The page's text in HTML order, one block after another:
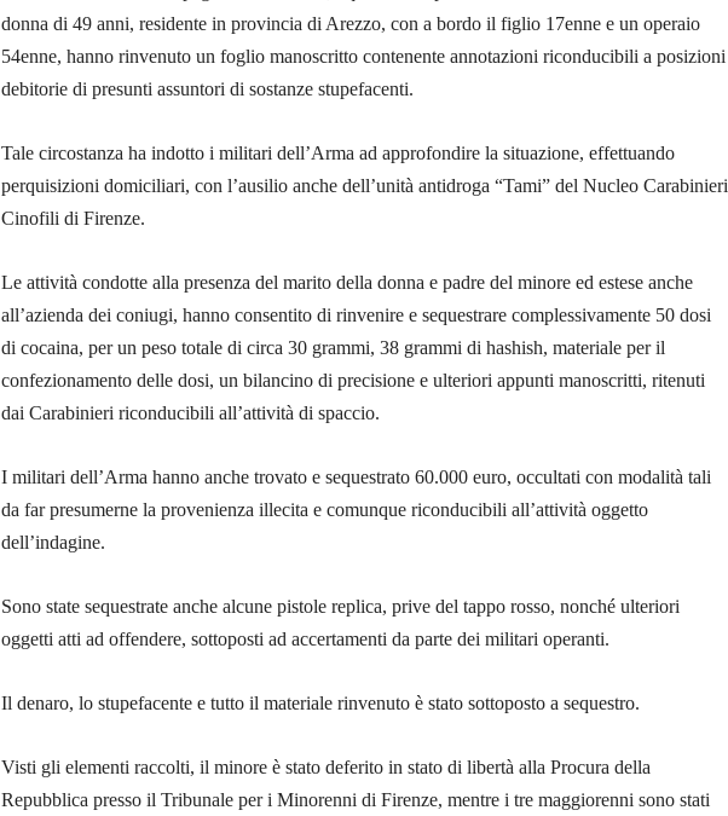
donna di 49 anni, residente in provincia di Arezzo, con a bordo il figlio 17enne e un operaio
54enne, hanno rinvenuto un foglio manoscritto contenente annotazioni riconducibili a posizioni
debitorie di presunti assuntori di sostanze stupefacenti.
Tale circostanza ha indotto i militari dell’Arma ad approfondire la situazione, effettuando
perquisizioni domiciliari, con l’ausilio anche dell’unità antidroga “Tami” del Nucleo Carabinieri
Cinofili di Firenze.
Le attività condotte alla presenza del marito della donna e padre del minore ed estese anche
all’azienda dei coniugi, hanno consentito di rinvenire e sequestrare complessivamente 50 dosi
di cocaina, per un peso totale di circa 30 grammi, 38 grammi di hashish, materiale per il
confezionamento delle dosi, un bilancino di precisione e ulteriori appunti manoscritti, ritenuti
dai Carabinieri riconducibili all’attività di spaccio.
I militari dell’Arma hanno anche trovato e sequestrato 60.000 euro, occultati con modalità tali
da far presumerne la provenienza illecita e comunque riconducibili all’attività oggetto
dell’indagine.
Sono state sequestrate anche alcune pistole replica, prive del tappo rosso, nonché ulteriori
oggetti atti ad offendere, sottoposti ad accertamenti da parte dei militari operanti.
Il denaro, lo stupefacente e tutto il materiale rinvenuto è stato sottoposto a sequestro.
Visti gli elementi raccolti, il minore è stato deferito in stato di libertà alla Procura della
Repubblica presso il Tribunale per i Minorenni di Firenze, mentre i tre maggiorenni sono stati